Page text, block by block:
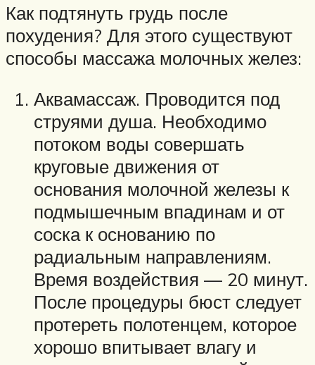
Как подтянуть грудь после
похудения? Для этого существуют
способы массажа молочных желез:
Аквамассаж. Проводится под
струями душа. Необходимо
потоком воды совершать
круговые движения от
основания молочной железы к
подмышечным впадинам и от
соска к основанию по
радиальным направлениям.
Время воздействия — 20 минут.
После процедуры бюст следует
протереть полотенцем, которое
хорошо впитывает влагу и